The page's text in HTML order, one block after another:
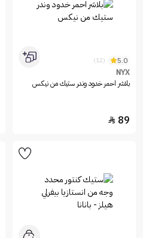
5.0
(12)
NYX
بلاشر احمر خدود وندر ستيك من نيكس
89
